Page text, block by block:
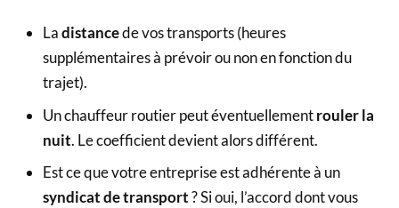
Ladistancede vos transports (heures
supplémentaires à prévoir ou non en fonction du
trajet).
Un chauffeur routier peut éventuellementrouler la
nuit. Le coefficient devient alors différent.
Est ce que votre entreprise est adhérente à un
syndicat de transport? Si oui, l’accord dont vous